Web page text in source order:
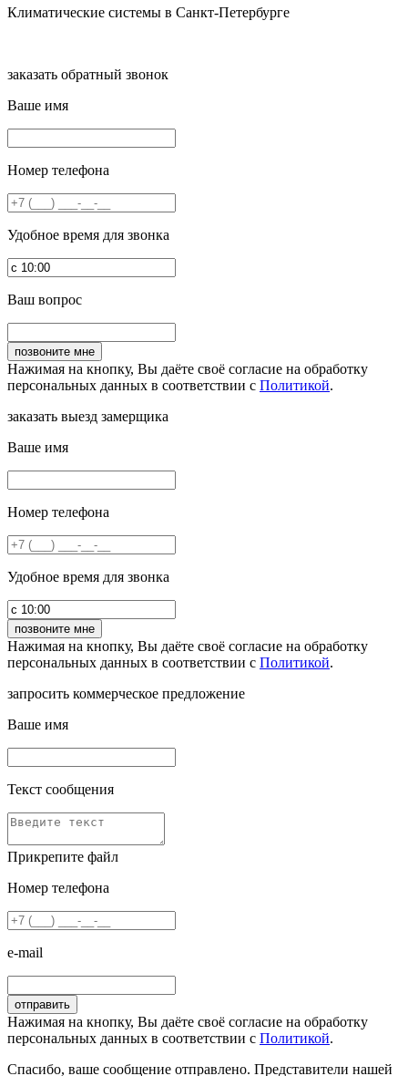
Климатические системы в Санкт-Петербурге
заказать обратный звонок
Ваше имя
Номер телефона
Удобное время для звонка
Ваш вопрос
Нажимая на кнопку, Вы даёте своё согласие на обработку
персональных данных в соответствии с Политикой.
заказать выезд замерщика
Ваше имя
Номер телефона
Удобное время для звонка
Нажимая на кнопку, Вы даёте своё согласие на обработку
персональных данных в соответствии с Политикой.
запросить коммерческое предложение
Ваше имя
Текст сообщения
Прикрепите файл
Номер телефона
e-mail
Нажимая на кнопку, Вы даёте своё согласие на обработку
персональных данных в соответствии с Политикой.
Спасибо, ваше сообщение отправлено. Представители нашей